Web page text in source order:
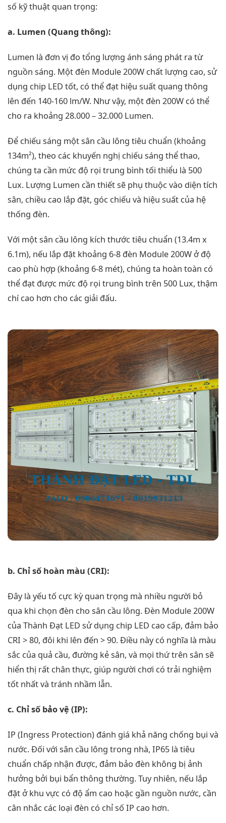
số kỹ thuật quan trọng:
a. Lumen (Quang thông):
Lumen là đơn vị đo tổng lượng ánh sáng phát ra từ
nguồn sáng. Một đèn Module 200W chất lượng cao, sử
dụng chip LED tốt, có thể đạt hiệu suất quang thông
lên đến 140-160 lm/W. Như vậy, một đèn 200W có thể
cho ra khoảng 28.000 – 32.000 Lumen.
Để chiếu sáng một sân cầu lông tiêu chuẩn (khoảng
134m²), theo các khuyến nghị chiếu sáng thể thao,
chúng ta cần mức độ rọi trung bình tối thiểu là 500
Lux. Lượng Lumen cần thiết sẽ phụ thuộc vào diện tích
sân, chiều cao lắp đặt, góc chiếu và hiệu suất của hệ
thống đèn.
Với một sân cầu lông kích thước tiêu chuẩn (13.4m x
6.1m), nếu lắp đặt khoảng 6-8 đèn Module 200W ở độ
cao phù hợp (khoảng 6-8 mét), chúng ta hoàn toàn có
thể đạt được mức độ rọi trung bình trên 500 Lux, thậm
chí cao hơn cho các giải đấu.
b. Chỉ số hoàn màu (CRI):
Đây là yếu tố cực kỳ quan trọng mà nhiều người bỏ
qua khi chọn đèn cho sân cầu lông. Đèn Module 200W
của Thành Đạt LED sử dụng chip LED cao cấp, đảm bảo
CRI > 80, đôi khi lên đến > 90. Điều này có nghĩa là màu
sắc của quả cầu, đường kẻ sân, và mọi thứ trên sân sẽ
hiển thị rất chân thực, giúp người chơi có trải nghiệm
tốt nhất và tránh nhầm lẫn.
c. Chỉ số bảo vệ (IP):
IP (Ingress Protection) đánh giá khả năng chống bụi và
nước. Đối với sân cầu lông trong nhà, IP65 là tiêu
chuẩn chấp nhận được, đảm bảo đèn không bị ảnh
hưởng bởi bụi bẩn thông thường. Tuy nhiên, nếu lắp
đặt ở khu vực có độ ẩm cao hoặc gần nguồn nước, cần
cân nhắc các loại đèn có chỉ số IP cao hơn.